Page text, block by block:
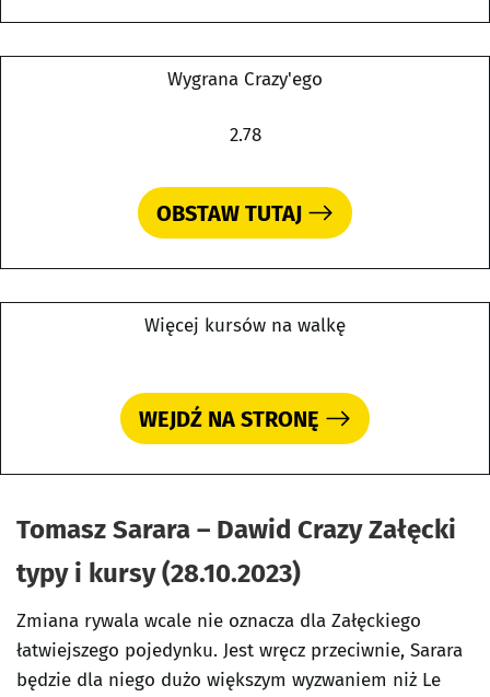
Wygrana Crazy'ego
2.78
OBSTAW TUTAJ
Więcej kursów na walkę
WEJDŹ NA STRONĘ
Tomasz Sarara – Dawid Crazy Załęcki
typy i kursy (28.10.2023)
Zmiana rywala wcale nie oznacza dla Załęckiego
łatwiejszego pojedynku. Jest wręcz przeciwnie, Sarara
będzie dla niego dużo większym wyzwaniem niż Le